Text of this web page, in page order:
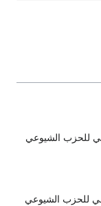
للحزب الشيوعي
للحزب الشيوعي